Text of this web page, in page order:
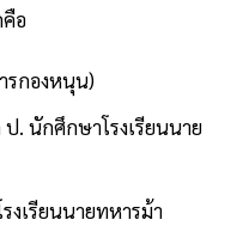
อ
รกองหนุน)
. นักศึกษาโรงเรียนนาย
เรียนนายทหารม้า